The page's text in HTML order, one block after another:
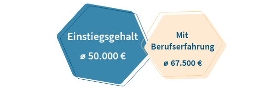
Einstiegsgehalt
⌀ 50.000 €
Mit
Berufserfahrung
⌀ 67.500 €